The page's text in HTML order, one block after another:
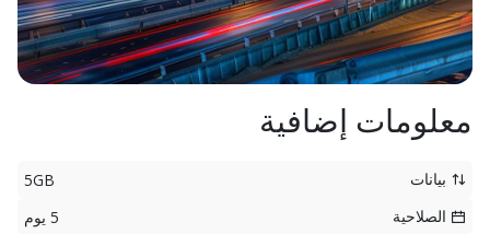
معلومات إضافية
بيانات
5GB
الصلاحية
5 يوم